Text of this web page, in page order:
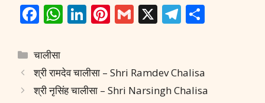
F
e
b
o
W
s
A
Li
e
dI
Pi
e
st
G
l
X T
gr
a
Categories
चालीसा
श्री रामदेव चालीसा – Shri Ramdev Chalisa
श्री नृसिंह चालीसा – Shri Narsingh Chalisa